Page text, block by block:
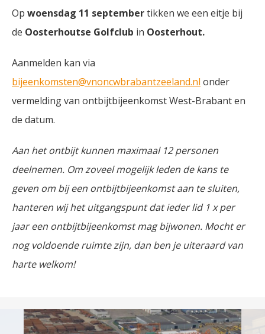
Op woensdag 11 septembertikken we een eitje bij
de Oosterhoutse Golfclub in Oosterhout.
Aanmelden kan via
bijeenkomsten@vnoncwbrabantzeeland.nl onder
vermelding van ontbijtbijeenkomst West-Brabant en
de datum.
Aan het ontbijt kunnen maximaal 12 personen
deelnemen. Om zoveel mogelijk leden de kans te
geven om bij een ontbijtbijeenkomst aan te sluiten,
hanteren wij het uitgangspunt dat ieder lid 1 x per
jaar een ontbijtbijeenkomst mag bijwonen. Mocht er
nog voldoende ruimte zijn, dan ben je uiteraard van
harte welkom!